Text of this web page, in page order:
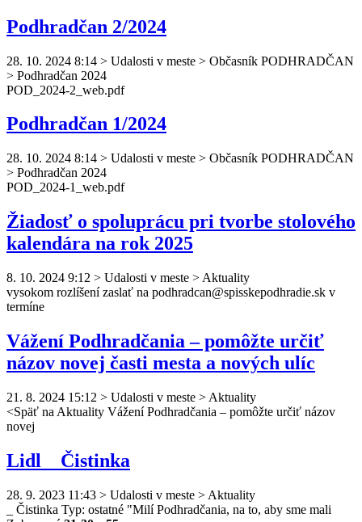
Podhradčan 2/2024
28. 10. 2024 8:14 > Udalosti v meste > Občasník PODHRADČAN
> Podhradčan 2024
POD_2024-2_web.pdf
Podhradčan 1/2024
28. 10. 2024 8:14 > Udalosti v meste > Občasník PODHRADČAN
> Podhradčan 2024
POD_2024-1_web.pdf
Žiadosť o spoluprácu pri tvorbe stolového
kalendára na rok 2025
8. 10. 2024 9:12 > Udalosti v meste > Aktuality
vysokom rozlíšení zaslať na podhradcan@spisskepodhradie.sk v
termíne
Vážení Podhradčania – pomôžte určiť
názov novej časti mesta a nových ulíc
21. 8. 2024 15:12 > Udalosti v meste > Aktuality
<Späť na Aktuality VáženíPodhradčania – pomôžte určiť názov
novej
Lidl _ Čistinka
28. 9. 2023 11:43 > Udalosti v meste > Aktuality
_ Čistinka Typ: ostatné "MilíPodhradčania, na to, aby sme mali